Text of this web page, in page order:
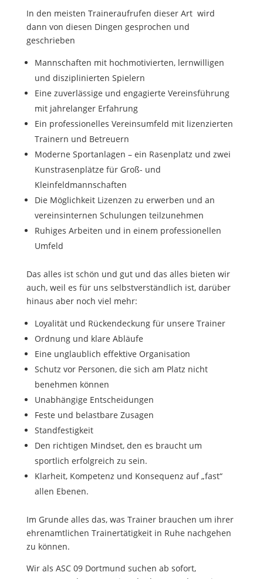
In den meisten Traineraufrufen dieser Art wird
dann von diesen Dingen gesprochen und
geschrieben
Mannschaften mit hochmotivierten, lernwilligen
und disziplinierten Spielern
Eine zuverlässige und engagierte Vereinsführung
mit jahrelanger Erfahrung
Ein professionelles Vereinsumfeld mit lizenzierten
Trainern und Betreuern
Moderne Sportanlagen – ein Rasenplatz und zwei
Kunstrasenplätze für Groß- und
Kleinfeldmannschaften
Die Möglichkeit Lizenzen zu erwerben und an
vereinsinternen Schulungen teilzunehmen
Ruhiges Arbeiten und in einem professionellen
Umfeld
Das alles ist schön und gut und das alles bieten wir
auch, weil es für uns selbstverständlich ist, darüber
hinaus aber noch viel mehr:
Loyalität und Rückendeckung für unsere Trainer
Ordnung und klare Abläufe
Eine unglaublich effektive Organisation
Schutz vor Personen, die sich am Platz nicht
benehmen können
Unabhängige Entscheidungen
Feste und belastbare Zusagen
Standfestigkeit
Den richtigen Mindset, den es braucht um
sportlich erfolgreich zu sein.
Klarheit, Kompetenz und Konsequenz auf „fast“
allen Ebenen.
Im Grunde alles das, was Trainer brauchen um ihrer
ehrenamtlichen Trainertätigkeit in Ruhe nachgehen
zu können.
Wir als ASC 09 Dortmund suchen ab sofort,